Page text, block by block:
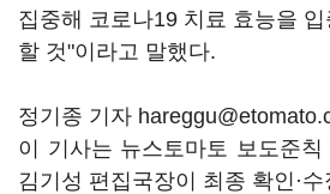
집중해 코로나19 치료 효능을
할 것"이라고 말했다.
정기종 기자
이 기사는 뉴스토마토 보도준
김기성 편집국장이 최종 확인·